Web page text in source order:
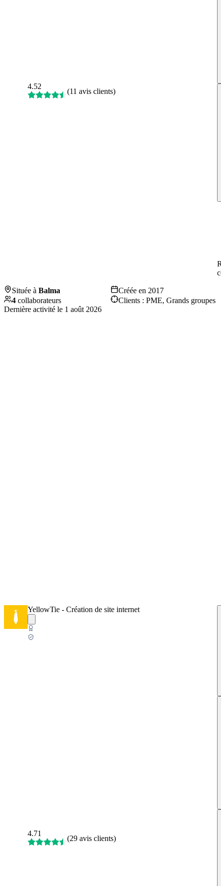
4.52
(11 avis clients)
Située à Balma Créée en 2017
4 collaborateurs Clients : PME, Grands groupes
Dernière activité le 1 août 2026
YellowTie - Création de site internet
4.71
(29 avis clients)